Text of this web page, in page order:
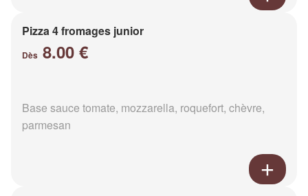
Pizza 4 fromages junior
Dès 8.00 €
Base sauce tomate, mozzarella, roquefort, chèvre,
parmesan